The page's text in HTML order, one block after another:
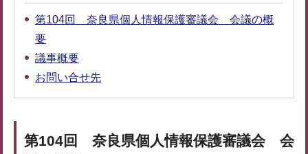
第104回 奈良県個人情報保護審議会 会議の概
要
議事概要
お問い合せ先
第104回 奈良県個人情報保護審議会 会